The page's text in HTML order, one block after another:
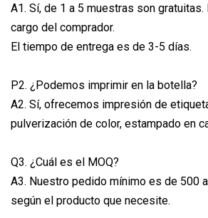
A1. Sí, de 1 a 5 muestras son gratuitas.
cargo del comprador.
El tiempo de entrega es de 3-5 días.
P2. ¿Podemos imprimir en la botella?
A2. Sí, ofrecemos impresión de
pulverización de color, estampado en
Q3. ¿Cuál es el MOQ?
A3. Nuestro pedido mínimo es de 500
según el producto que necesite.